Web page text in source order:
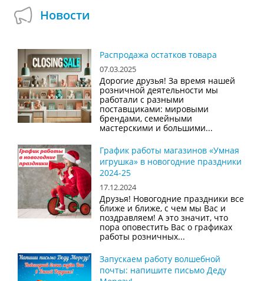
Новости
Распродажа остатков товара
07.03.2025
Дорогие друзья! За время нашей
розничной деятельности мы
работали с разными
поставщиками: мировыми
брендами, семейными
мастерскими и большими...
График работы магазинов «Умная
игрушка» в новогодние праздники
2024-25
17.12.2024
Друзья! Новогодние праздники все
ближе и ближе, с чем мы Вас и
поздравляем! А это значит, что
пора оповестить Вас о графиках
работы розничных...
Запускаем работу волшебной
почты: напишите письмо Деду